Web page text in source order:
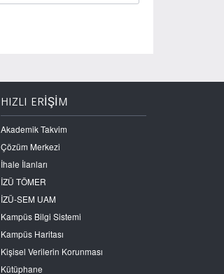
HIZLI ERİŞİM
Akademik Takvim
Çözüm Merkezi
İhale İlanları
İZÜ TÖMER
İZÜ-SEM UAM
Kampüs Bilgi Sistemi
Kampüs Haritası
Kişisel Verilerin Korunması
Kütüphane